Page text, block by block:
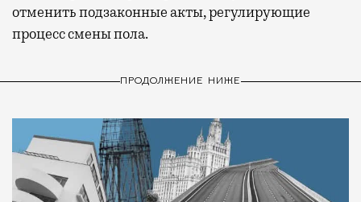
отменить подзаконные акты, регулирующие
процесс смены пола.
ПРОДОЛЖЕНИЕ НИЖЕ